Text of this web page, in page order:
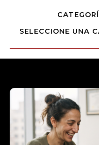
SELECCIONE UNA